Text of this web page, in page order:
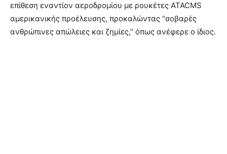
επίθεση εναντίον αεροδρομίου με ρουκέτες ATACMS
αμερικανικής προέλευσης, προκαλώντας “σοβαρές
ανθρώπινες απώλειες και ζημίες,” όπως ανέφερε ο ίδιος.